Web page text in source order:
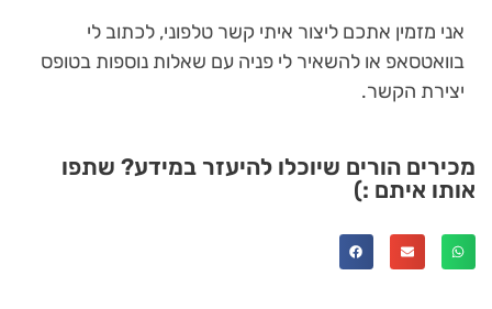
אני מזמין אתכם ליצור איתי קשר טלפוני, לכתוב לי
בוואטסאפ או להשאיר לי פניה עם שאלות נוספות בטופס
יצירת הקשר.
מכירים הורים שיוכלו להיעזר במידע? שתפו
אותו איתם :)